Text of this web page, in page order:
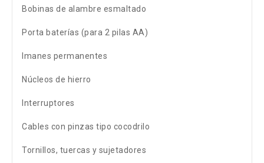
Bobinas de alambre esmaltado
Porta baterías (para 2 pilas AA)
Imanes permanentes
Núcleos de hierro
Interruptores
Cables con pinzas tipo cocodrilo
Tornillos, tuercas y sujetadores